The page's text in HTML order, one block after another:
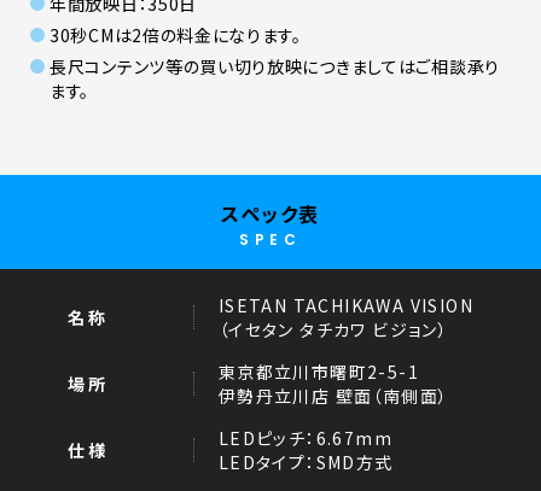
30秒CMは2倍の料金になります。
長尺コンテンツ等の買い切り放映につきましてはご相談承り
ます。
スペック表
SPEC
名称
ISETAN TACHIKAWA VISION
（イセタン タチカワ ビジョン）
場所
東京都立川市曙町2-5-1
伊勢丹立川店 壁面（南側面）
仕様
LEDピッチ：6.67mm
LEDタイプ：SMD方式